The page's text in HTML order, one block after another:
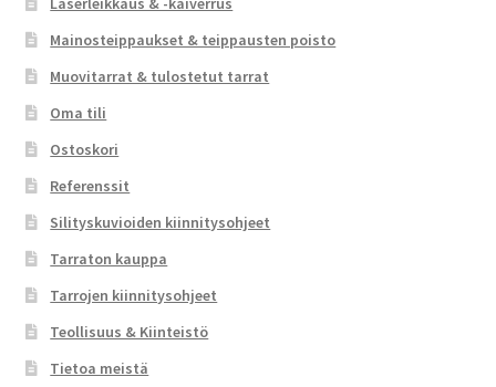
Mainosteippaukset & teippausten poisto
Muovitarrat & tulostetut tarrat
Oma tili
Ostoskori
Referenssit
Silityskuvioiden kiinnitysohjeet
Tarraton kauppa
Tarrojen kiinnitysohjeet
Teollisuus & Kiinteistö
Tietoa meistä